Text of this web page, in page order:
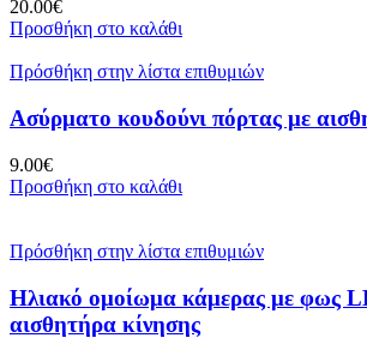
20.00€
Προσθήκη στο καλάθι
Πρόσθήκη στην λίστα επιθυμιών
Ασύρματο κουδούνι πόρτας με
9.00€
Προσθήκη στο καλάθι
Πρόσθήκη στην λίστα επιθυμιών
Ηλιακό ομοίωμα κάμερας με φως
αισθητήρα κίνησης